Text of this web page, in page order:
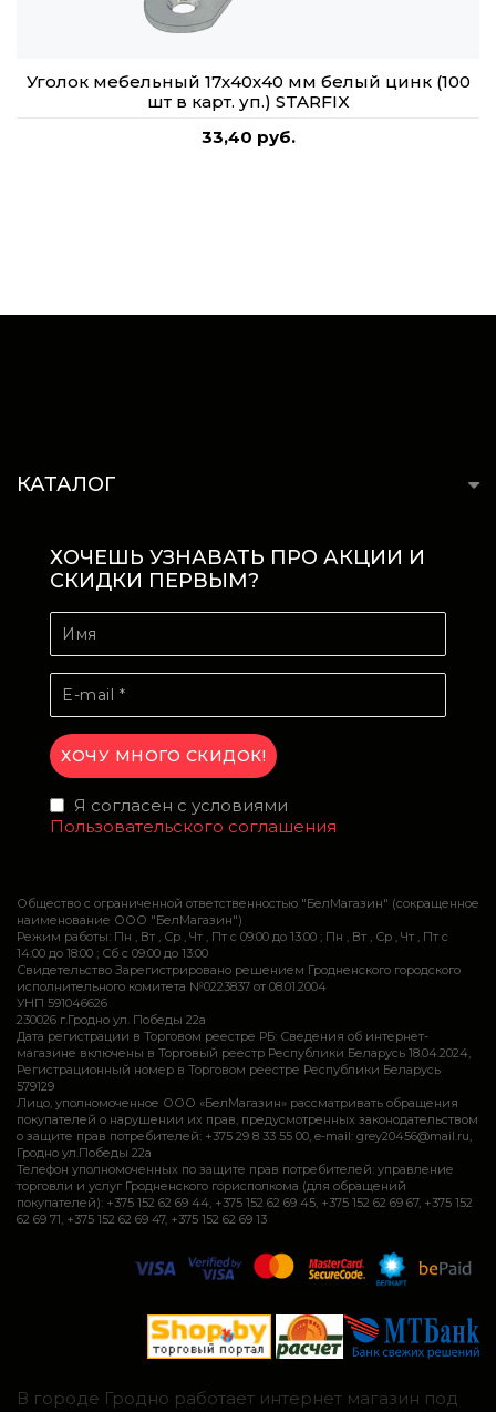
Уголок мебельный 17х40х40 мм белый цинк (100
шт в карт. уп.) STARFIX
33,40 руб.
КАТАЛОГ
ХОЧЕШЬ УЗНАВАТЬ ПРО АКЦИИ И
СКИДКИ ПЕРВЫМ?
Я согласен с условиями
Пользовательского соглашения
Общество с ограниченной ответственностью "БелМагазин" (сокращенное
наименование ООО "БелМагазин")
Режим работы: Пн , Вт , Ср , Чт , Пт c 09:00 до 13:00 ; Пн , Вт , Ср , Чт , Пт c
14:00 до 18:00 ; Сб c 09:00 до 13:00
Свидетельство Зарегистрировано решением Гродненского городского
исполнительного комитета №0223837 от 08.01.2004
УНП 591046626
230026 г.Гродно ул. Победы 22а
Дата регистрации в Торговом реестре РБ: Сведения об интернет-
магазине включены в Торговый реестр Республики Беларусь 18.04.2024,
Регистрационный номер в Торговом реестре Республики Беларусь
579129
Лицо, уполномоченное ООО «БелМагазин» рассматривать обращения
покупателей о нарушении их прав, предусмотренных законодательством
о защите прав потребителей: +375 29 8 33 55 00, e-mail: grey20456@mail.ru,
Гродно ул.Победы 22а
Телефон уполномоченных по защите прав потребителей: управление
торговли и услуг Гродненского горисполкома (для обращений
покупателей): +375 152 62 69 44, +375 152 62 69 45, +375 152 62 69 67, +375 152
62 69 71, +375 152 62 69 47, +375 152 62 69 13
В городе Гродно работает интернет магазин под